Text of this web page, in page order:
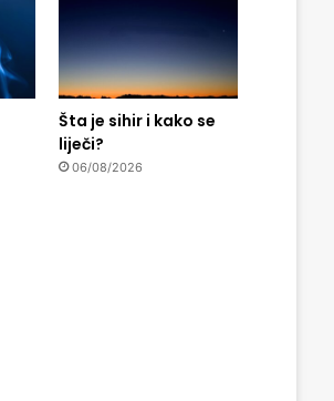
Šta je sihir i kako se
liječi?
06/08/2026